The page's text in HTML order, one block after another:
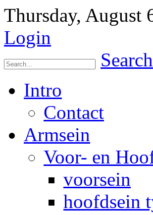
Thursday, August
Login
Search
Intro
Contact
Armsein
Voor- en
voorsein
hoofdsein